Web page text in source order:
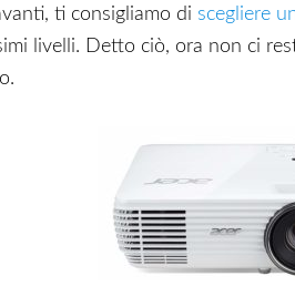
ti consigliamo di scegliere
livelli. Detto ciò, ora non ci